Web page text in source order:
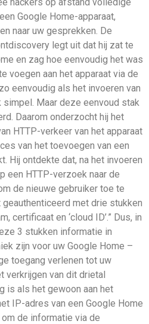
hackers op afstand volledige
Google Home-apparaat,
naar uw gesprekken. De
legt uit dat hij zat te
en zag hoe eenvoudig het was
voegen aan het apparaat via de
eenvoudig als het invoeren van
Maar deze eenvoud stak
Daarom onderzocht hij het
HTTP-verkeer van het apparaat
van het toevoegen van een
Hij ontdekte dat, na het invoeren
een HTTP-verzoek naar de
de nieuwe gebruiker toe te
met drie stukken
certificaat en ‘cloud ID’.” Dus, in
3 stukken informatie in
zijn voor uw Google Home –
toegang verlenen tot uw
verkrijgen van dit drietal
is als het gewoon aan het
IP-adres van een Google Home
de informatie via de